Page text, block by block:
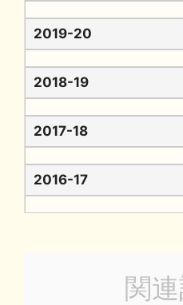
2019-20
2018-19
2017-18
2016-17
関